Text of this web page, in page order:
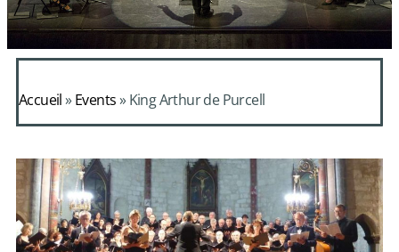
Accueil»Events»King Arthur de Purcell